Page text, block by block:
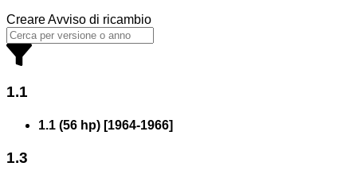
Creare Avviso di ricambio
1.1
1.1 (56 hp) [1964-1966]
1.3